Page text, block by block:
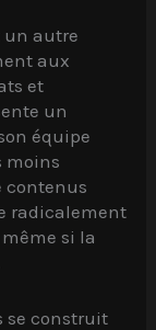
un autre
aux
et
un
équipe
moins
contenus
radicalement
si la
se construit